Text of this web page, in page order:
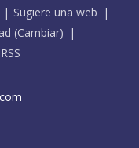
Sugiere una web
(Cambiar)
RSS